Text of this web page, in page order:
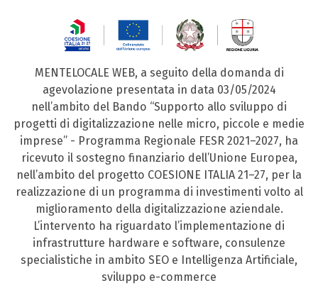
MENTELOCALE WEB, a seguito della domanda di
agevolazione presentata in data 03/05/2024
nell’ambito del Bando “Supporto allo sviluppo di
progetti di digitalizzazione nelle micro, piccole e medie
imprese” - Programma Regionale FESR 2021–2027, ha
ricevuto il sostegno finanziario dell’Unione Europea,
nell’ambito del progetto COESIONE ITALIA 21–27, per la
realizzazione di un programma di investimenti volto al
miglioramento della digitalizzazione aziendale.
L’intervento ha riguardato l’implementazione di
infrastrutture hardware e software, consulenze
specialistiche in ambito SEO e Intelligenza Artificiale,
sviluppo e-commerce